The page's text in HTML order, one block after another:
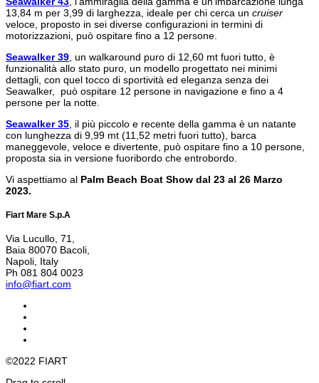
13,84 m per 3,99 di larghezza, ideale per chi cerca un cruiser
veloce, proposto in sei diverse configurazioni in termini di
motorizzazioni, può ospitare fino a 12 persone.
Seawalker 39 , un walkaround puro di 12,60 mt fuori tutto, è
funzionalità allo stato puro, un modello progettato nei minimi
dettagli, con quel tocco di sportività ed eleganza senza dei
Seawalker, può ospitare 12 persone in navigazione e fino a 4
persone per la notte.
Seawalker 35 , il più piccolo e recente della gamma è un natante
con lunghezza di 9,99 mt (11,52 metri fuori tutto), barca
maneggevole, veloce e divertente, può ospitare fino a 10 persone,
proposta sia in versione fuoribordo che entrobordo.
Vi aspettiamo al Palm Beach Boat Show dal 23 al 26 Marzo
2023.
Fiart Mare S.p.A
Via Lucullo, 71,
Baia 80070 Bacoli,
Napoli, Italy
Ph 081 804 0023
info@fiart.com
©2022 FIART